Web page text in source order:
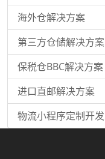
海外仓解决方案
第三方仓储解决方案
保税仓BBC解决方案
进口直邮解决方案
物流小程序定制开发